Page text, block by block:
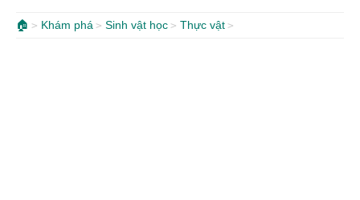
🏠 Khám phá Sinh vật học Thực vật